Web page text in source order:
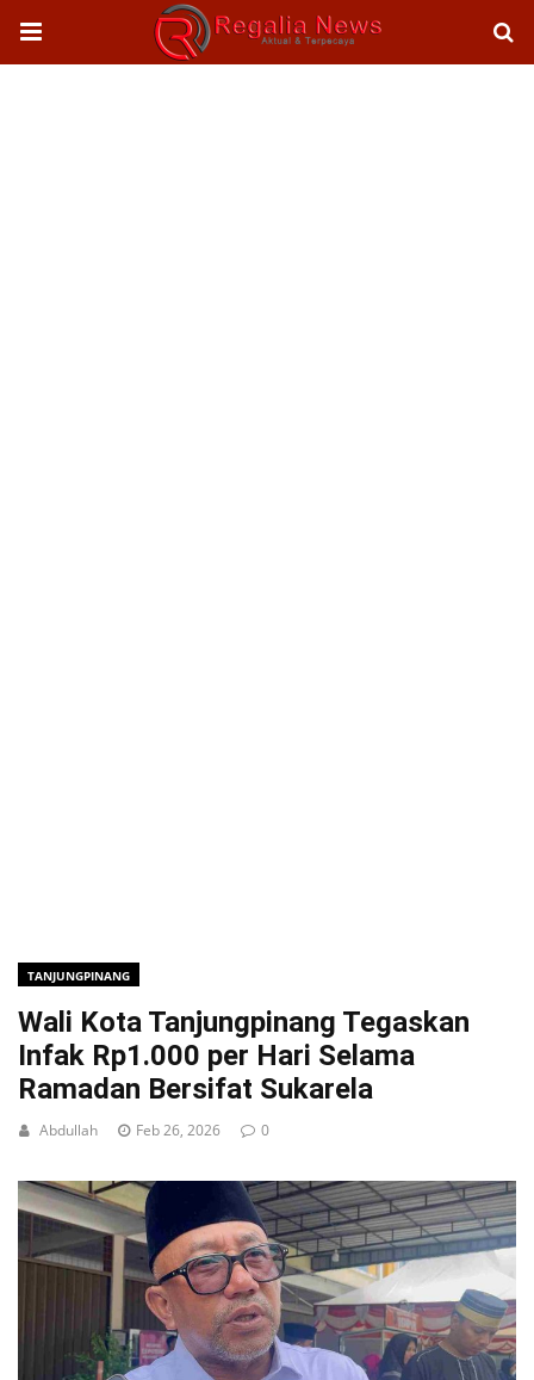
TANJUNGPINANG
Wali Kota Tanjungpinang Tegaskan
Infak Rp1.000 per Hari Selama
Ramadan Bersifat Sukarela
Abdullah Feb 26, 2026 0